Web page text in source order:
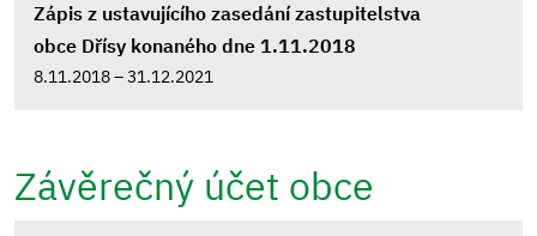
Zápis z ustavujícího zasedání zastupitelstva
obce Dřísy konaného dne 1.11.2018
8.11.2018 – 31.12.2021
Závěrečný účet obce